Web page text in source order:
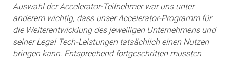
Auswahl der Accelerator-Teilnehmer war uns unter
anderem wichtig, dass unser Accelerator-Programm für
die Weiterentwicklung des jeweiligen Unternehmens und
seiner Legal Tech-Leistungen tatsächlich einen Nutzen
bringen kann. Entsprechend fortgeschritten mussten